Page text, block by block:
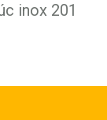
inox 201